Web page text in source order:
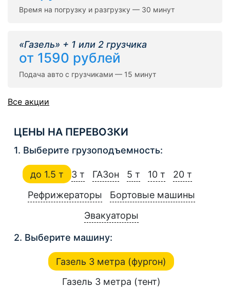
Время на погрузку и разгрузку — 30 минут
«Газель» + 1 или 2 грузчика
от 1590 рублей
Подача авто с грузчиками — 15 минут
Все акции
ЦЕНЫ НА ПЕРЕВОЗКИ
1. Выберите грузоподъемность:
до 1.5 т 3 т ГАЗон 5 т 10 т
20 т
Рефрижераторы
Бортовые машины
Эвакуаторы
2. Выберите машину:
Газель 3 метра (фургон)
Газель 3 метра (тент)